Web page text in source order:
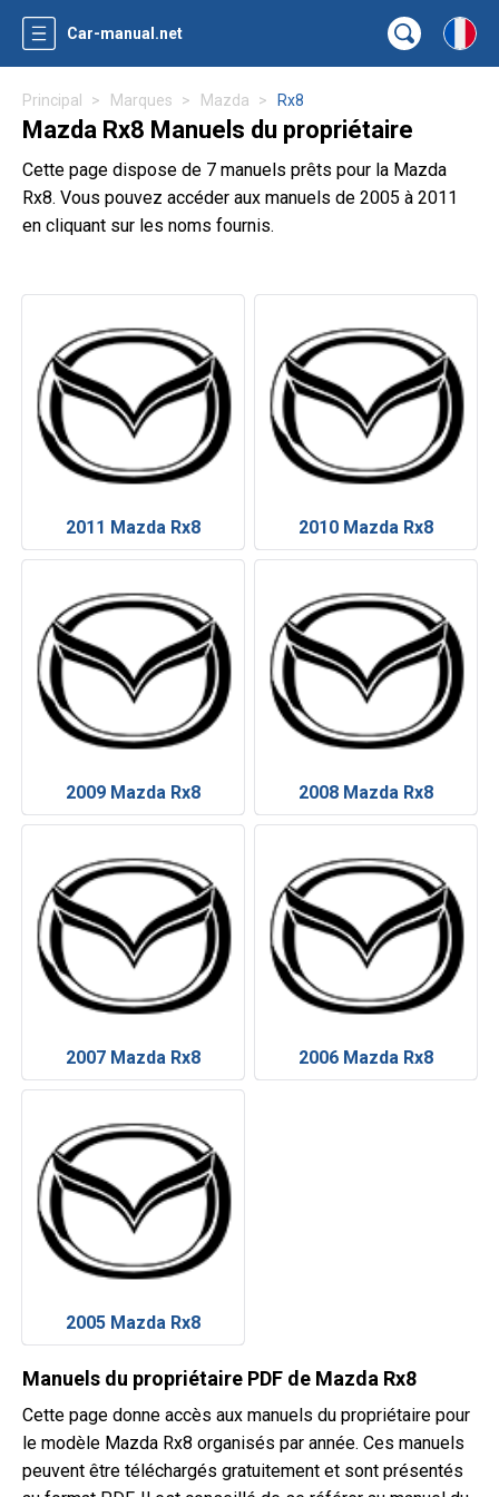
Car-manual.net
Principal Marques Mazda Rx8
Mazda Rx8 Manuels du propriétaire
Cette page dispose de 7 manuels prêts pour la Mazda
Rx8. Vous pouvez accéder aux manuels de 2005 à 2011
en cliquant sur les noms fournis.
2011 Mazda Rx8 2010 Mazda Rx8
2009 Mazda Rx8 2008 Mazda Rx8
2007 Mazda Rx8 2006 Mazda Rx8
2005 Mazda Rx8
Manuels du propriétaire PDF de Mazda Rx8
Cette page donne accès aux manuels du propriétaire pour
le modèle Mazda Rx8 organisés par année. Ces manuels
peuvent être téléchargés gratuitement et sont présentés